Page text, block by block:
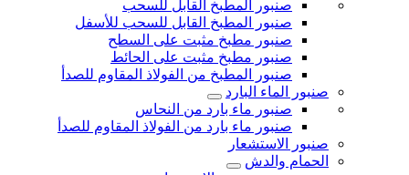
صنبور المطبخ القابل للسحب
صنبور المطبخ القابل للسحب للأسفل
صنبور مطبخ مثبت على السطح
صنبور مطبخ مثبت على الحائط
صنبور المطبخ من الفولاذ المقاوم للصدأ
صنبور الماء البارد
صنبور ماء بارد من النحاس
صنبور ماء بارد من الفولاذ المقاوم للصدأ
صنبور الاستشعار
الحمام والدش